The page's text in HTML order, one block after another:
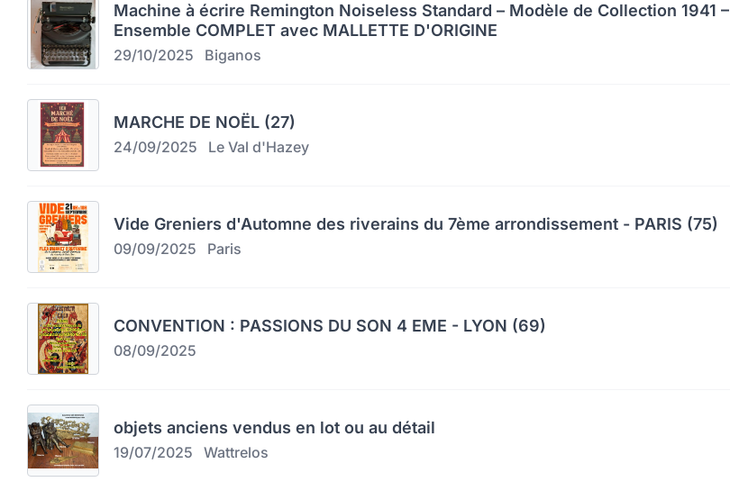
Machine à écrire Remington Noiseless Standard – Modèle de Collection 1941 –
Ensemble COMPLET avec MALLETTE D'ORIGINE
29/10/2025 Biganos
MARCHE DE NOËL (27)
24/09/2025 Le Val d'Hazey
Vide Greniers d'Automne des riverains du 7ème arrondissement - PARIS (75)
09/09/2025 Paris
CONVENTION : PASSIONS DU SON 4 EME - LYON (69)
08/09/2025
objets anciens vendus en lot ou au détail
19/07/2025 Wattrelos